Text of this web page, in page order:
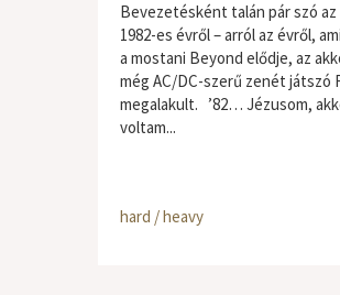
Bevezetésként talán pár szó az
1982-es évről – arról az évről,
a mostani Beyond elődje, az
még AC/DC-szerű zenét játszó
megalakult. ’82… Jézusom,
voltam...
hard / heavy